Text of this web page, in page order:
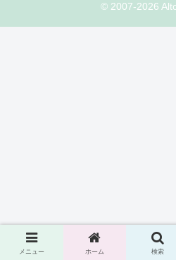
© 2007-2026
メニュー ホーム 検索